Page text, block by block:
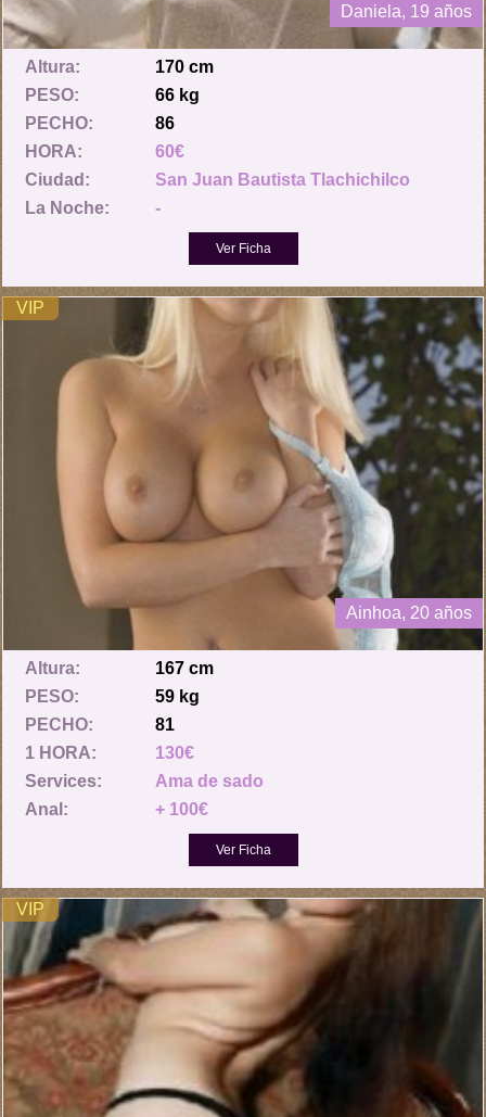
Daniela, 19 años
Altura:
170 cm
PESO:
66 kg
PECHO:
86
HORA:
60€
Ciudad:
San Juan Bautista Tlachichilco
La Noche:
-
VIP
Ainhoa, 20 años
Altura:
167 cm
PESO:
59 kg
PECHO:
81
1 HORA:
130€
Services:
Ama de sado
Anal:
+ 100€
VIP